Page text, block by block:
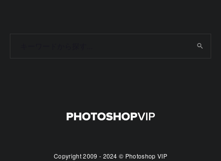
Copyright 2009 - 2024 © Photoshop VIP